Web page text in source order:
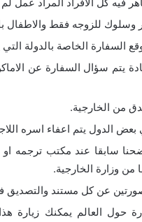
للزوجه فقط والاطفال
السفارة الخاصة بالدولة
يتم سؤال السفارة عن
من الخارجية.
بعض الدول يتم اعفاء اسره
سابقا عند مكتب ترجمه او
من وزارة الخارجية.
عن كل مستند والتصديق
حول العالم يمكنك زيارة